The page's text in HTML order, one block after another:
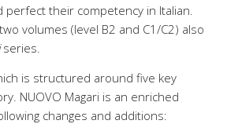
their competency in Italian.
volumes (level B2 and C1/C2) also
series.
is structured around five key
NUOVO Magari is an enriched
changes and additions: